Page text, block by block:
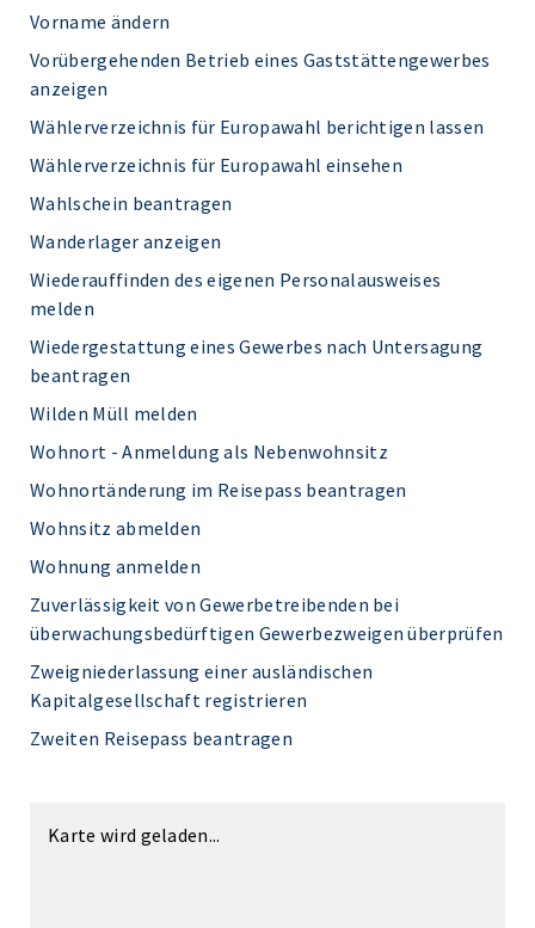
Vorname ändern
Vorübergehenden Betrieb eines Gaststättengewerbes
anzeigen
Wählerverzeichnis für Europawahl berichtigen lassen
Wählerverzeichnis für Europawahl einsehen
Wahlschein beantragen
Wanderlager anzeigen
Wiederauffinden des eigenen Personalausweises
melden
Wiedergestattung eines Gewerbes nach Untersagung
beantragen
Wilden Müll melden
Wohnort - Anmeldung als Nebenwohnsitz
Wohnortänderung im Reisepass beantragen
Wohnsitz abmelden
Wohnung anmelden
Zuverlässigkeit von Gewerbetreibenden bei
überwachungsbedürftigen Gewerbezweigen überprüfen
Zweigniederlassung einer ausländischen
Kapitalgesellschaft registrieren
Zweiten Reisepass beantragen
Karte wird geladen...